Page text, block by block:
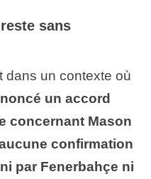
sans
dans un contexte où
un accord
concernant Mason
confirmation
par Fenerbahçe ni